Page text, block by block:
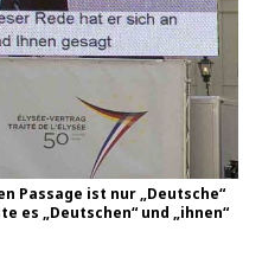
Passage ist nur „Deutsche“
es „Deutschen“ und „ihnen“